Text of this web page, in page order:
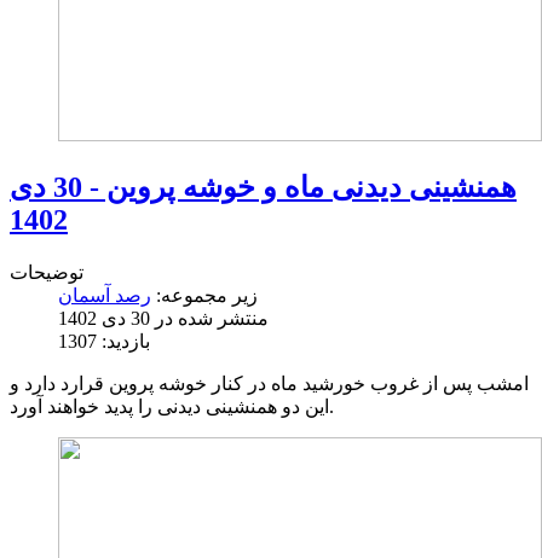
همنشینی دیدنی ماه و خوشه پروین - 30 دی
1402
توضیحات
زیر مجموعه: رصد آسمان
منتشر شده در 30 دی 1402
بازدید: 1307
امشب پس از غروب خورشید ماه در کنار خوشه پروین قرارد دارد و
این دو همنشینی دیدنی را پدید خواهند آورد.